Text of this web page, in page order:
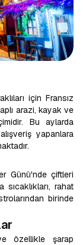
için Fransız
arazi, kayak ve
Bu aylarda
yapanlara
Günü'nde çiftleri
rahat
birinde
özellikle şarap